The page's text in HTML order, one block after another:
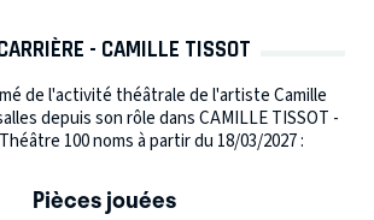
- CAMILLE TISSOT
de l'activité théâtrale de l'artiste Camille
depuis son rôle dans CAMILLE TISSOT -
100 noms à partir du 18/03/2027 :
Pièces jouées